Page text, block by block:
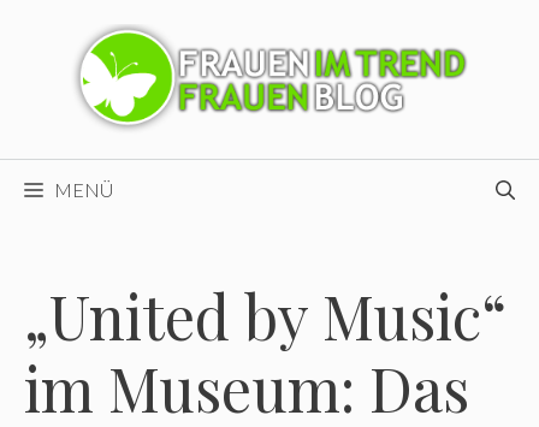
MENÜ
„United by Music“
im Museum: Das